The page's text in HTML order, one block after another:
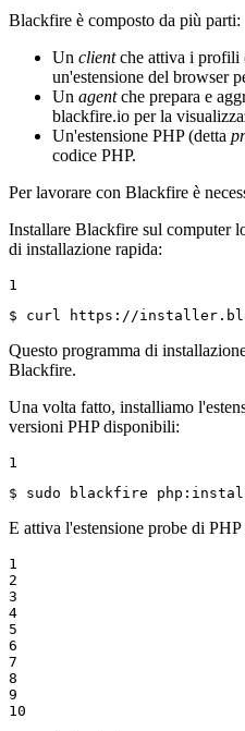
Blackfire è composto da più parti:
Un clientche attiva i profili
un'estensione del browser
Un agentche prepara e
blackfire.io per la
Un'estensione PHP (detta
codice PHP.
Per lavorare con Blackfire è
Installare Blackfire sul computer
di installazione rapida:
1
$ curl https://
Questo programma di
Blackfire.
Una volta fatto, installiamo
versioni PHP disponibili:
1
$ sudo blackfire
E attiva l'estensione probe di
1
2
3
4
5
6
7
8
9
10